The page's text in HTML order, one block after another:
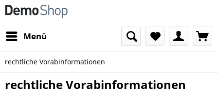
Menü
rechtliche Vorabinformationen
rechtliche Vorabinformationen